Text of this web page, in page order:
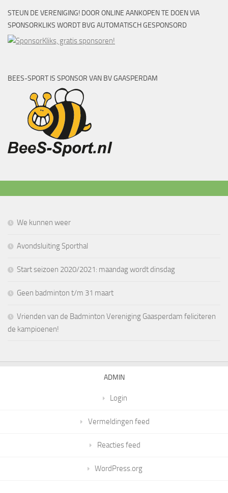
STEUN DE VERENIGING! DOOR ONLINE AANKOPEN TE DOEN VIA
SPONSORKLIKS WORDT BVG AUTOMATISCH GESPONSORD
BEES-SPORT IS SPONSOR VAN BV GAASPERDAM
We kunnen weer
Avondsluiting Sporthal
Start seizoen 2020/2021: maandag wordt dinsdag
Geen badminton t/m 31 maart
Vrienden van de Badminton Vereniging Gaasperdam feliciteren
de kampioenen!
ADMIN
Login
Vermeldingen feed
Reacties feed
WordPress.org